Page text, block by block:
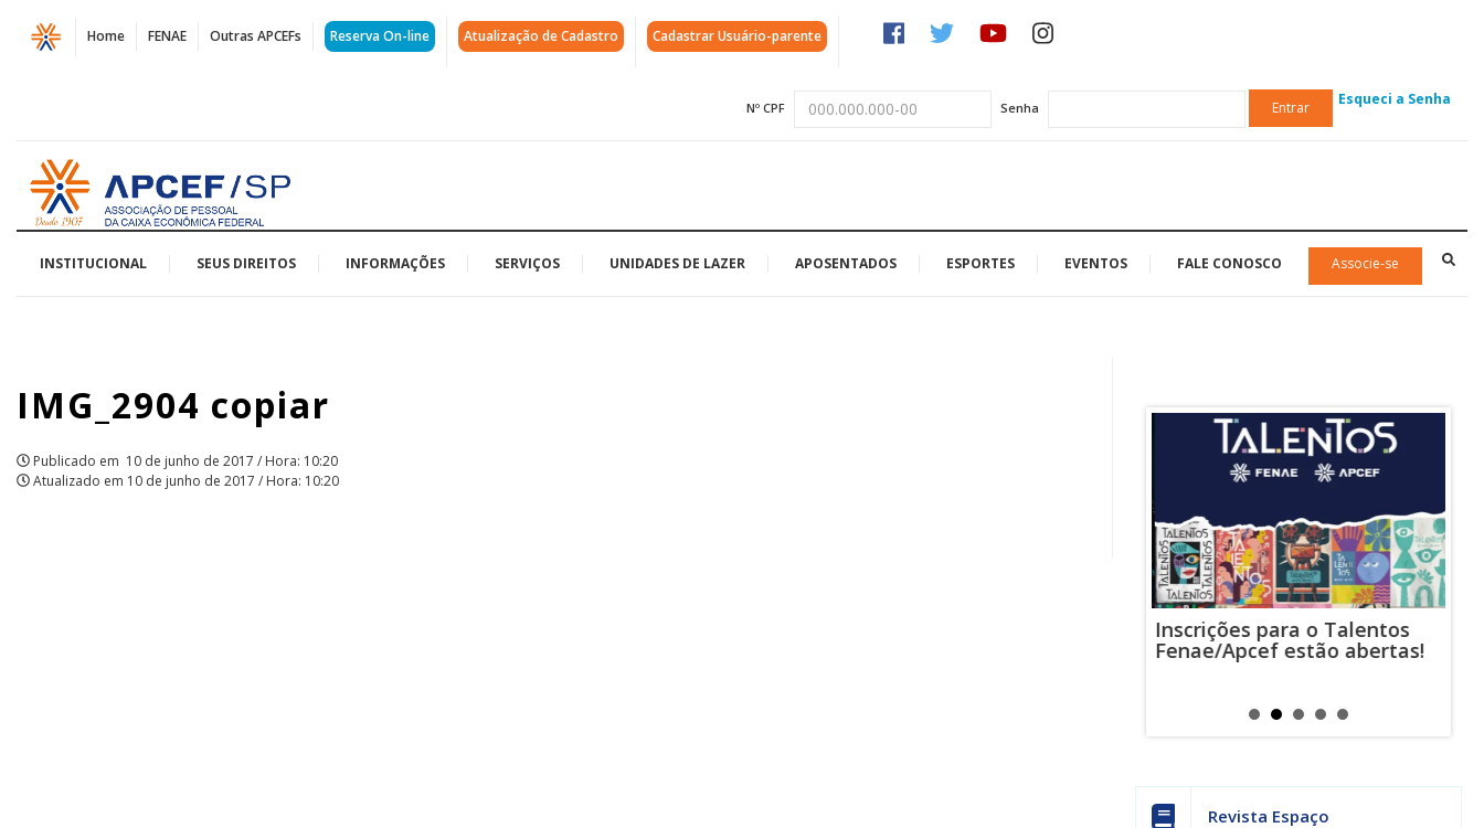
Página
IMG_2904
APCEF/SP
Home FENAE Outras APCEFs Reserva On-line Atualização de Cadastro Cadastrar Usuário-parente
Nº CPF Senha Entrar Esqueci a Senha
Acessar
página
inicial
INSTITUCIONAL SEUS DIREITOS INFORMAÇÕES SERVIÇOS UNIDADES DE LAZER APOSENTADOS ESPORTES EVENTOS FALE CONOSCO Associe-se
IMG_2904 copiar
Publicado em 10 de junho de 2017 / Hora: 10:20
Atualizado em 10 de junho de 2017 / Hora: 10:20
Inscrições para o Talentos
Fenae/Apcef estão abertas!
Revista Espaço